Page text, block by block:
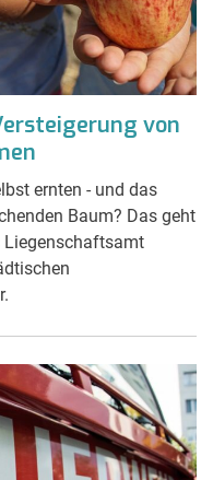
von
ernten - und das
Baum? Das geht
Liegenschaftsamt